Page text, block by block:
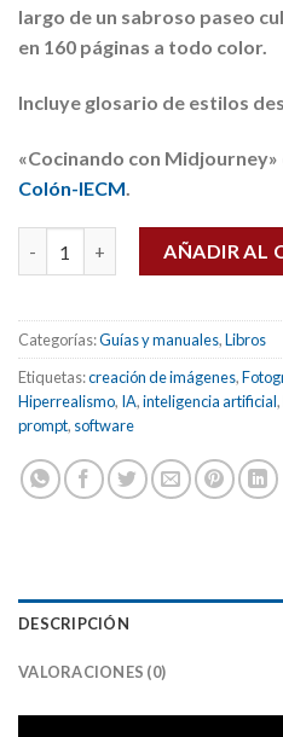
largo de un sabroso paseo
en 160 páginas a todo color.
Incluye glosario de estilos
«Cocinando con
Colón-IECM
Cocinando con Midjourney (60
AÑADIR AL
Categorías:Guías y manuales,Libros
Etiquetas:creación de imágenes,
Hiperrealismo, IA,inteligencia artificial,
prompt, software
DESCRIPCIÓN
VALORACIONES (0)